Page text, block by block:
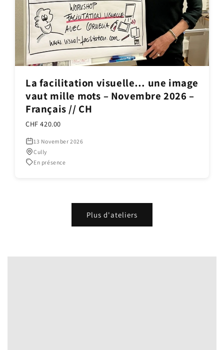
La facilitation visuelle… une image
vaut mille mots – Novembre 2026 –
Français // CH
CHF 420.00
13 November 2026
Cully
En présence
Plus d'ateliers